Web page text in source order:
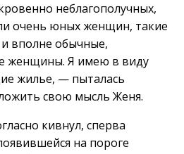
неблагополучных,
очень юных женщин, такие
вполне обычные,
женщины. Я имею в виду
жилье, — пыталась
свою мысль Женя.
кивнул, сперва
на пороге